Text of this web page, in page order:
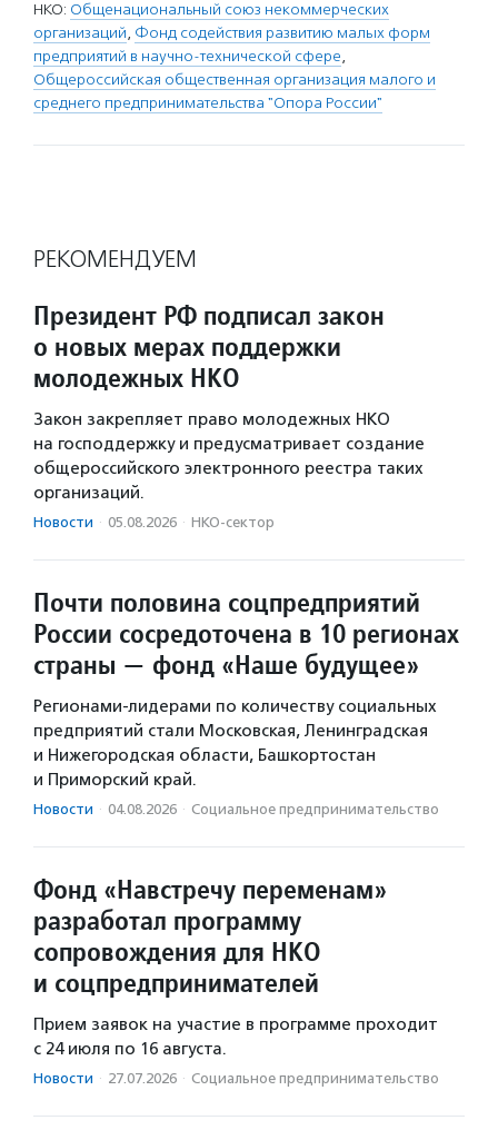
НКО: Общенациональный союз некоммерческих
организаций, Фонд содействия развитию малых форм
предприятий в научно-технической сфере,
Общероссийская общественная организация малого и
среднего предпринимательства "Опора России"
РЕКОМЕНДУЕМ
Президент РФ подписал закон
о новых мерах поддержки
молодежных НКО
Закон закрепляет право молодежных НКО
на господдержку и предусматривает создание
общероссийского электронного реестра таких
организаций.
Новости · 05.08.2026 · НКО-сектор
Почти половина соцпредприятий
России сосредоточена в 10 регионах
страны — фонд «Наше будущее»
Регионами-лидерами по количеству социальных
предприятий стали Московская, Ленинградская
и Нижегородская области, Башкортостан
и Приморский край.
Новости · 04.08.2026 · Социальное предпри­нима­тель­ство
Фонд «Навстречу переменам»
разработал программу
сопровождения для НКО
и соцпредпринимателей
Прием заявок на участие в программе проходит
с 24 июля по 16 августа.
Новости · 27.07.2026 · Социальное предпри­нима­тель­ство